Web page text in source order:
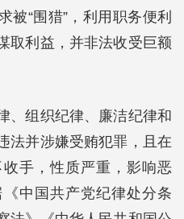
被“围猎”，利用职务便利
取利益，并非法收受巨额
、组织纪律、廉洁纪律和
法并涉嫌受贿犯罪，且在
手，性质严重，影响恶
中国共产党纪律处分条